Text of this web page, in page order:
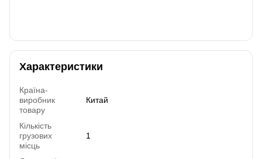
Характеристики
Країна-
виробник
товару
Китай
Кількість
грузових
місць
1